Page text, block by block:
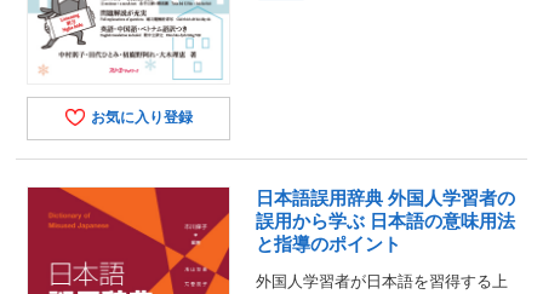
お気に入り登録
日本語誤用辞典 外国人学習者の
誤用から学ぶ 日本語の意味用法
と指導のポイント
外国人学習者が日本語を習得する上